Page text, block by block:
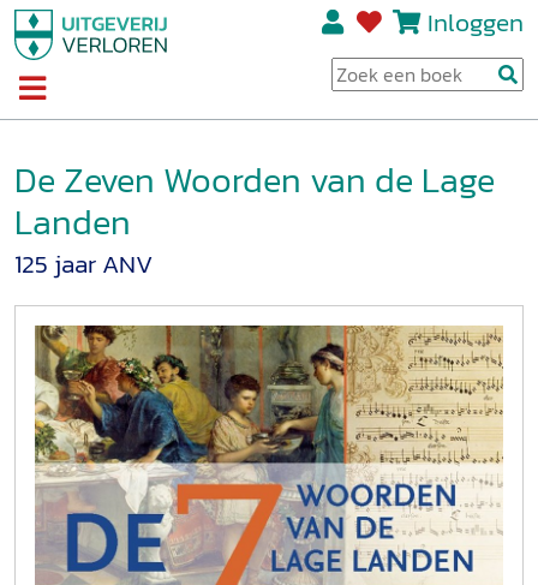
Inloggen
De Zeven Woorden van de Lage
Landen
125 jaar ANV